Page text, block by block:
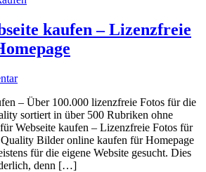
kaufen – Lizenzfreie
– Über 100.000 lizenzfreie Fotos für die
sortiert in über 500 Rubriken ohne
Webseite kaufen – Lizenzfreie Fotos für
Bilder online kaufen für Homepage
für die eigene Website gesucht. Dies
denn […]